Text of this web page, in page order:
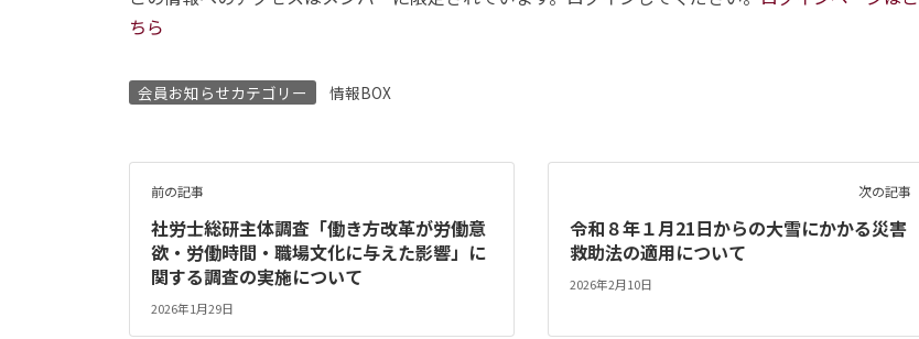
ちら
会員お知らせカテゴリー 情報BOX
前の記事
社労士総研主体調査「働き方改革が労働意
欲・労働時間・職場文化に与えた影響」に
関する調査の実施について
2026年1月29日
次の記事
令和８年１月21日からの大雪にかかる災害
救助法の適用について
2026年2月10日